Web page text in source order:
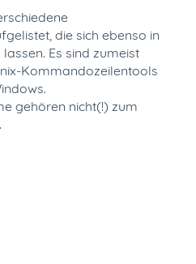
die sich ebenso in
Es sind zumeist
Kommandozeilentools
gehören nicht(!) zum